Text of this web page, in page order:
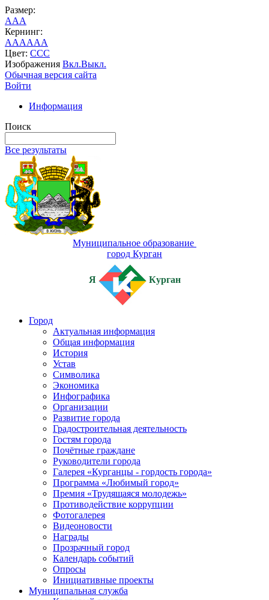
Размер:
AAA
Кернинг:
AAAAAA
Цвет: CCC
Изображения Вкл.Выкл.
Обычная версия сайта
Войти
Информация
Поиск
Все результаты
Муниципальное образование
город Курган
Я Курган
Город
Актуальная информация
Общая информация
История
Устав
Символика
Экономика
Инфографика
Организации
Развитие города
Градостроительная деятельность
Гостям города
Почётные граждане
Руководители города
Галерея «Курганцы - гордость города»
Программа «Любимый город»
Премия «Трудящаяся молодежь»
Противодействие коррупции
Фотогалерея
Видеоновости
Награды
Прозрачный город
Календарь событий
Опросы
Инициативные проекты
Муниципальная служба